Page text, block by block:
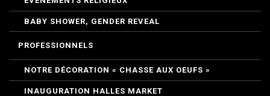
BABY SHOWER, GENDER REVEAL
PROFESSIONNELS
NOTRE DÉCORATION « CHASSE AUX OEUFS »
INAUGURATION HALLES MARKET